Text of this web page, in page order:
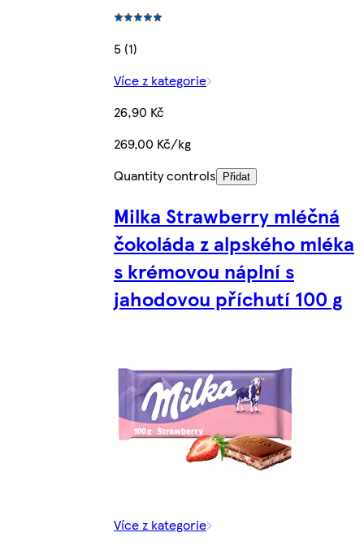
5 (1)
Více z kategorie
26,90 Kč
269,00 Kč/kg
Quantity controls
Přidat
Milka Strawberry mléčná
čokoláda z alpského mléka
s krémovou náplní s
jahodovou příchutí 100 g
Více z kategorie